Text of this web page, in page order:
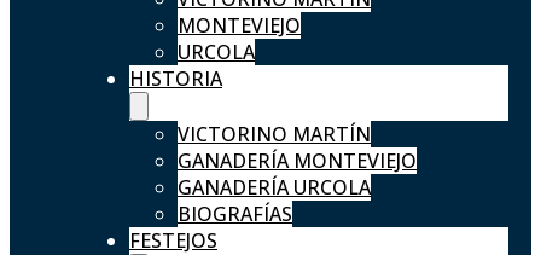
MONTEVIEJO
URCOLA
HISTORIA
VICTORINO MARTÍN
GANADERÍA MONTEVIEJO
GANADERÍA URCOLA
BIOGRAFÍAS
FESTEJOS